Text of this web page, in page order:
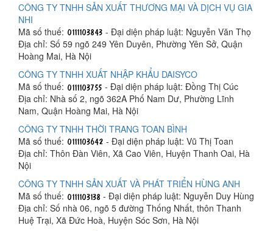
CÔNG TY TNHH SẢN XUẤT THƯƠNG MẠI VÀ DỊCH VỤ GIA
NHI
Mã số thuế:
- Đại diện pháp luật: Nguyễn Văn Thọ
Địa chỉ: Số 59 ngõ 249 Yên Duyên, Phường Yên Sở, Quận
Hoàng Mai, Hà Nội
CÔNG TY TNHH XUẤT NHẬP KHẨU DAISYCO
Mã số thuế:
- Đại diện pháp luật: Đồng Thị Cúc
Địa chỉ: Nhà số 2, ngõ 362A Phố Nam Dư, Phường Lĩnh
Nam, Quận Hoàng Mai, Hà Nội
CÔNG TY TNHH THỜI TRANG TOAN BÌNH
Mã số thuế:
- Đại diện pháp luật: Vũ Thị Toan
Địa chỉ: Thôn Đàn Viên, Xã Cao Viên, Huyện Thanh Oai, Hà
Nội
CÔNG TY TNHH SẢN XUẤT VÀ PHÁT TRIỂN HÙNG ANH
Mã số thuế:
- Đại diện pháp luật: Nguyễn Duy Hùng
Địa chỉ: Số nhà 06, ngõ 5 đường Thống Nhất, thôn Thanh
Huệ Trại, Xã Đức Hoà, Huyện Sóc Sơn, Hà Nội